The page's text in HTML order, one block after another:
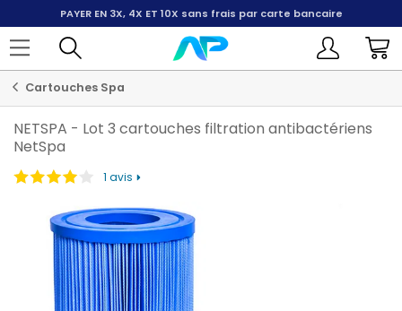
PAYER EN 3X, 4X ET 10X sans frais par carte bancaire
Cartouches Spa
NETSPA - Lot 3 cartouches filtration antibactériens
NetSpa
1 avis